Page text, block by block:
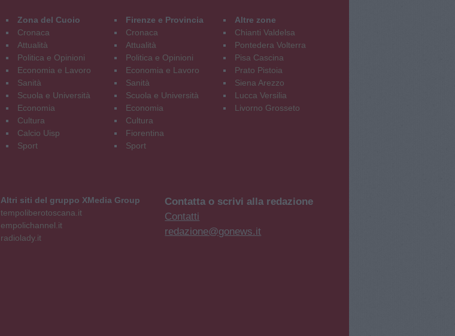
Zona del Cuoio
Cronaca
Attualità
Politica e Opinioni
Economia e Lavoro
Sanità
Scuola e Università
Economia
Cultura
Calcio Uisp
Sport
Firenze e Provincia
Cronaca
Attualità
Politica e Opinioni
Economia e Lavoro
Sanità
Scuola e Università
Economia
Cultura
Fiorentina
Sport
Altre zone
Chianti Valdelsa
Pontedera Volterra
Pisa Cascina
Prato Pistoia
Siena Arezzo
Lucca Versilia
Livorno Grosseto
Altri siti del gruppo XMedia Group
tempoliberotoscana.it
empolichannel.it
radiolady.it
Contatta o scrivi alla redazione
Contatti
redazione@gonews.it